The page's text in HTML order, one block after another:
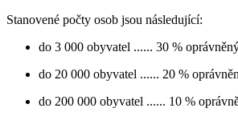
Stanovené počty osob jsou následující:
do 3 000 obyvatel ...... 30 %
do 20 000 obyvatel ...... 20 %
do 200 000 obyvatel ...... 10 %